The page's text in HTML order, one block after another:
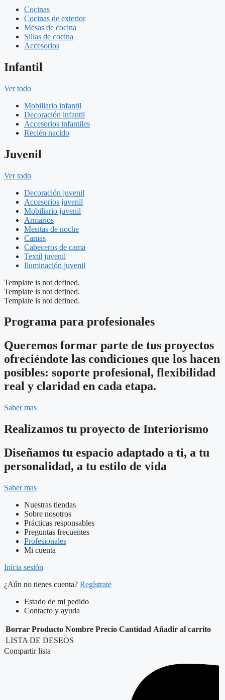
Cocinas
Cocinas de exterior
Mesas de cocina
Sillas de cocina
Accesorios
Infantil
Ver todo
Mobiliario infantil
Decoración infantil
Accesorios infantiles
Recién nacido
Juvenil
Ver todo
Decoración juvenil
Accesorios juvenil
Mobiliario juvenil
Armarios
Mesitas de noche
Camas
Cabeceros de cama
Textil juvenil
Iluminación juvenil
Template is not defined.
Template is not defined.
Template is not defined.
Programa para profesionales
Queremos formar parte de tus proyectos
ofreciéndote las condiciones que los hacen
posibles: soporte profesional, flexibilidad
real y claridad en cada etapa.
Saber mas
Realizamos tu proyecto de Interiorismo
Diseñamos tu espacio adaptado a ti, a tu
personalidad, a tu estilo de vida
Saber mas
Nuestras tiendas
Sobre nosotros
Prácticas responsables
Preguntas frecuentes
Profesionales
Mi cuenta
Inicia sesión
¿Aún no tienes cuenta? Regístrate
Estado de mi pedido
Contacto y ayuda
Borrar Producto Nombre Precio Cantidad Añadir al carrito
LISTA DE DESEOS
Compartir lista